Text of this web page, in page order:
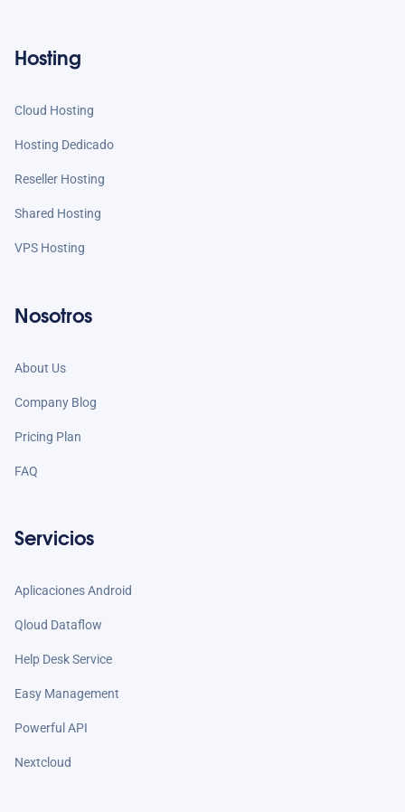
Hosting
Cloud Hosting
Hosting Dedicado
Reseller Hosting
Shared Hosting
VPS Hosting
Nosotros
About Us
Company Blog
Pricing Plan
FAQ
Servicios
Aplicaciones Android
Qloud Dataflow
Help Desk Service
Easy Management
Powerful API
Nextcloud